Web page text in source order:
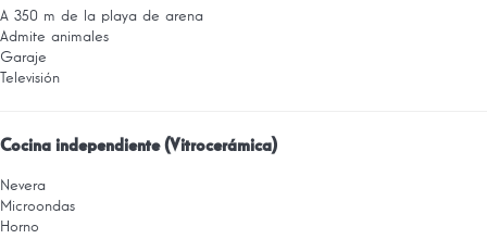
A 350 m de la playa de arena
Admite animales
Garaje
Televisión
Cocina independiente (Vitrocerámica)
Nevera
Microondas
Horno